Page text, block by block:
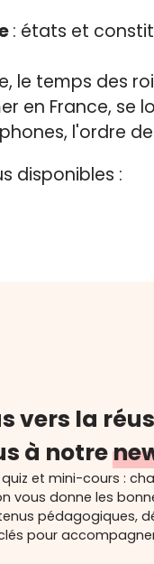
: états et
le temps des
en France, se
l'ordre
disponibles :
vers la
à notre
et mini-cours :
vous donne les
pédagogiques,
pour